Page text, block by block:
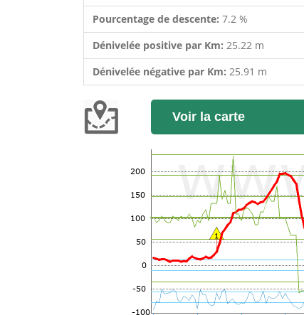
Pourcentage de descente: 7.2 %
Dénivelée positive par Km: 25.22 m
Dénivelée négative par Km: 25.91 m
Voir la carte